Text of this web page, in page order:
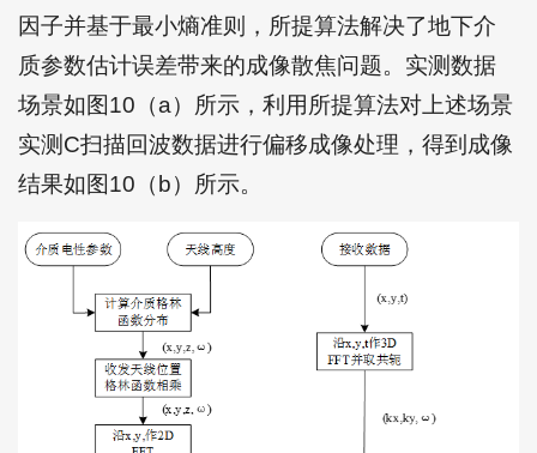
因子并基于最小熵准则，所提算法解决了地下介
质参数估计误差带来的成像散焦问题。实测数据
场景如图10（a）所示，利用所提算法对上述场景
实测C扫描回波数据进行偏移成像处理，得到成像
结果如 图10（b） 所示。